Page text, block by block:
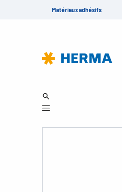
Matériaux adhésifs